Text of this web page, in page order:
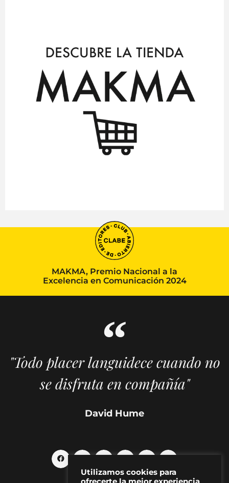
MAKMA, Premio Nacional a la
Excelencia en Comunicación 2024
"Todo placer languidece cuando no
se disfruta en compañía"
David Hume
Utilizamos cookies para